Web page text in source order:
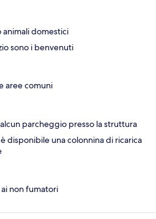
domestici
sono i benvenuti
aree comuni
parcheggio presso la struttura
disponibile una colonnina di ricarica
non fumatori